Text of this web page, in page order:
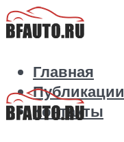
Главная
Контакты